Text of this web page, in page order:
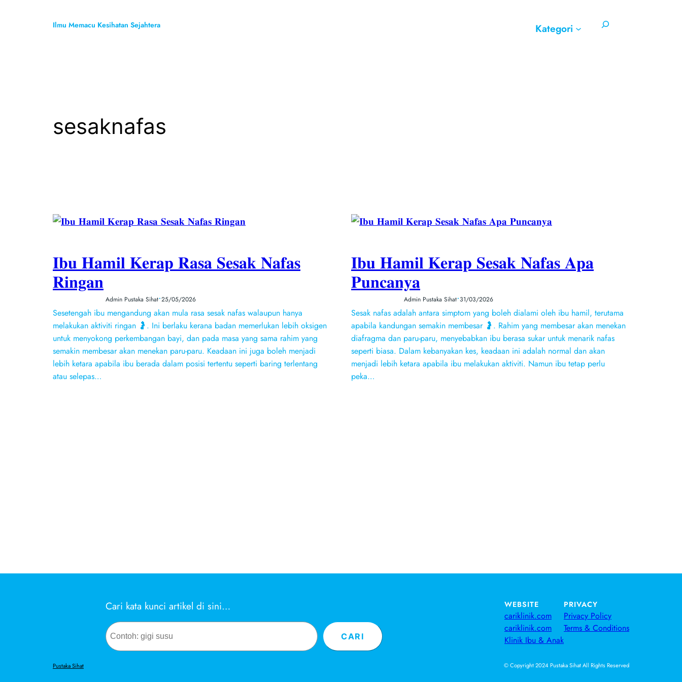
Ilmu Memacu Kesihatan Sejahtera Kategori
sesaknafas
𝐈𝐛𝐮 𝐇𝐚𝐦𝐢𝐥 𝐊𝐞𝐫𝐚𝐩 𝐑𝐚𝐬𝐚 𝐒𝐞𝐬𝐚𝐤 𝐍𝐚𝐟𝐚𝐬
𝐑𝐢𝐧𝐠𝐚𝐧
Admin Pustaka Sihat•25/05/2026
Sesetengah ibu mengandung akan mula rasa sesak nafas walaupun hanya
melakukan aktiviti ringan 🤰. Ini berlaku kerana badan memerlukan lebih oksigen
untuk menyokong perkembangan bayi, dan pada masa yang sama rahim yang
semakin membesar akan menekan paru-paru. Keadaan ini juga boleh menjadi
lebih ketara apabila ibu berada dalam posisi tertentu seperti baring terlentang
atau selepas…
𝐈𝐛𝐮 𝐇𝐚𝐦𝐢𝐥 𝐊𝐞𝐫𝐚𝐩 𝐒𝐞𝐬𝐚𝐤 𝐍𝐚𝐟𝐚𝐬 𝐀𝐩𝐚
𝐏𝐮𝐧𝐜𝐚𝐧𝐲𝐚
Admin Pustaka Sihat•31/03/2026
Sesak nafas adalah antara simptom yang boleh dialami oleh ibu hamil, terutama
apabila kandungan semakin membesar 🤰. Rahim yang membesar akan menekan
diafragma dan paru-paru, menyebabkan ibu berasa sukar untuk menarik nafas
seperti biasa. Dalam kebanyakan kes, keadaan ini adalah normal dan akan
menjadi lebih ketara apabila ibu melakukan aktiviti. Namun ibu tetap perlu
peka…
Cari kata kunci artikel di sini…
Search
CARI
WEBSITE
cariklinik.com
cariklinik.com
Klinik Ibu & Anak
PRIVACY
Privacy Policy
Terms & Conditions
Pustaka Sihat © Copyright 2024 Pustaka Sihat All Rights Reserved